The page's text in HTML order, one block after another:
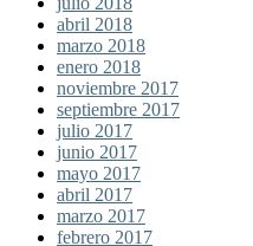
abril 2018
marzo 2018
enero 2018
noviembre 2017
septiembre 2017
julio 2017
junio 2017
mayo 2017
abril 2017
marzo 2017
febrero 2017